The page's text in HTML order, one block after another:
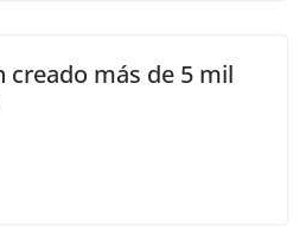
creado más de 5 mil